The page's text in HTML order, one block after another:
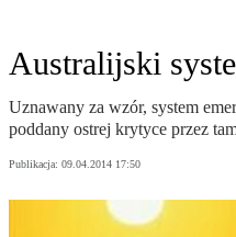
Australijski
Uznawany za wzór, system
poddany ostrej krytyce przez
Publikacja: 09.04.2014 17:50